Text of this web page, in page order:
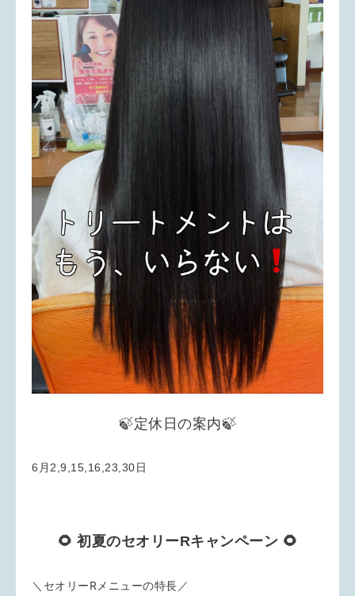
🍃定休日の案内🍃
6月2,9,15,16,23,30日
🌻 初夏のセオリーRキャンペーン 🌻
＼セオリーRメニューの特長／